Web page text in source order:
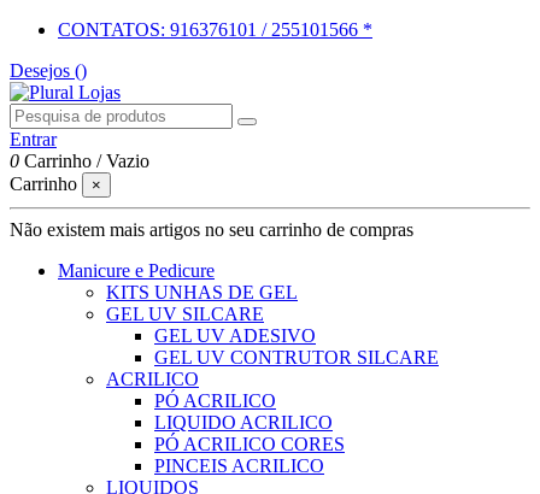
CONTATOS: 916376101 / 255101566 *
Desejos ()
Entrar
0 Carrinho /Vazio
Carrinho
×
Não existem mais artigos no seu carrinho de compras
Manicure e Pedicure
KITS UNHAS DE GEL
GEL UV SILCARE
GEL UV ADESIVO
GEL UV CONTRUTOR SILCARE
ACRILICO
PÓ ACRILICO
LIQUIDO ACRILICO
PÓ ACRILICO CORES
PINCEIS ACRILICO
LIQUIDOS